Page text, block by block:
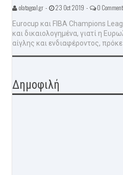
olatagoal.gr - 23 Oct 2019 - 0
Eurocup και FIBA Champions
και δικαιολογημένα, γιατί η
αίγλης και ενδιαφέροντος,
Δημοφιλή